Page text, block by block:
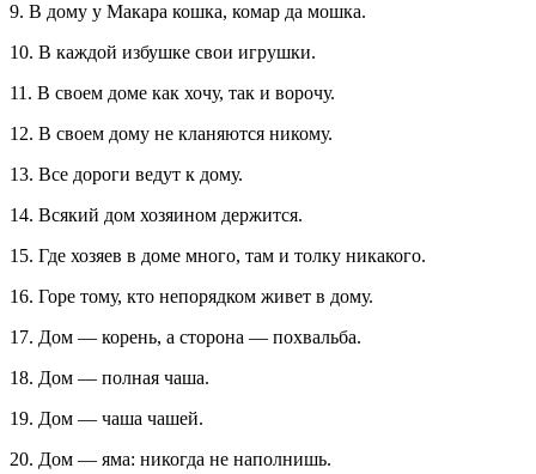
9. В дому у Макара кошка, комар да мошка.
10. В каждой избушке свои игрушки.
11. В своем доме как хочу, так и ворочу.
12. В своем дому не кланяются никому.
13. Все дороги ведут к дому.
14. Всякий дом хозяином держится.
15. Где хозяев в доме много, там и толку никакого.
16. Горе тому, кто непорядком живет в дому.
17. Дом — корень, а сторона — похвальба.
18. Дом — полная чаша.
19. Дом — чаша чашей.
20. Дом — яма: никогда не наполнишь.